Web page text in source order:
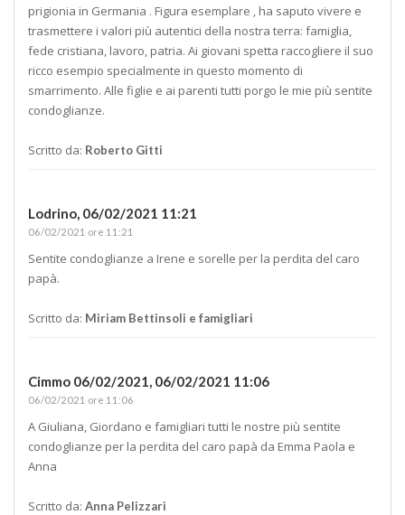
prigionia in Germania . Figura esemplare , ha saputo vivere e
trasmettere i valori più autentici della nostra terra: famiglia,
fede cristiana, lavoro, patria. Ai giovani spetta raccogliere il suo
ricco esempio specialmente in questo momento di
smarrimento. Alle figlie e ai parenti tutti porgo le mie più sentite
condoglianze.
Scritto da: Roberto Gitti
Lodrino, 06/02/2021 11:21
06/02/2021 ore 11:21
Sentite condoglianze a Irene e sorelle per la perdita del caro
papà.
Scritto da: Miriam Bettinsoli e famigliari
Cimmo 06/02/2021, 06/02/2021 11:06
06/02/2021 ore 11:06
A Giuliana, Giordano e famigliari tutti le nostre più sentite
condoglianze per la perdita del caro papà da Emma Paola e
Anna
Scritto da: Anna Pelizzari